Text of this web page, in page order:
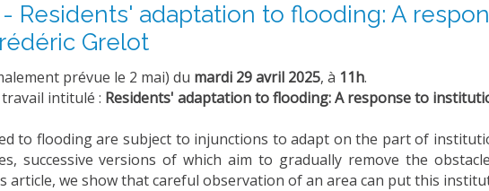
Residents' adaptation to flooding: A
Grelot
prévue le 2 mai) du mardi 29 avril 2025, à 11h.
intitulé : Residents' adaptation to flooding: A response to
to flooding are subject to injunctions to adapt on the part of
successive versions of which aim to gradually remove the
article, we show that careful observation of an area can put this